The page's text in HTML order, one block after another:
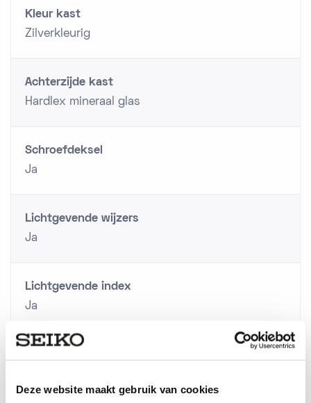
Deze website maakt gebruik van cookies
Kleur kast
Zilverkleurig
Achterzijde kast
Hardlex mineraal glas
Schroefdeksel
Ja
Lichtgevende wijzers
Ja
Lichtgevende index
Ja